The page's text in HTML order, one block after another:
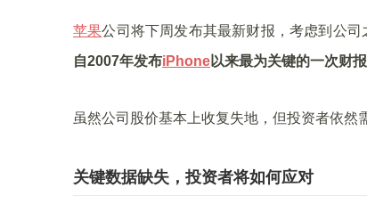
苹果公司将下周发布其最新财报，考虑到公司
自2007年发布iPhone以来最为关键的一次财报
虽然公司股价基本上收复失地，但投资者依然
关键数据缺失，投资者将如何应对